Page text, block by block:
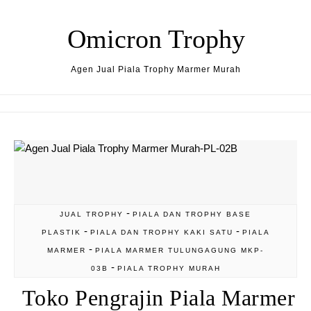
Omicron Trophy
Agen Jual Piala Trophy Marmer Murah
JUAL TROPHY - PIALA DAN TROPHY BASE
PLASTIK - PIALA DAN TROPHY KAKI SATU - PIALA
MARMER - PIALA MARMER TULUNGAGUNG MKP-
03B - PIALA TROPHY MURAH
Toko Pengrajin Piala Marmer